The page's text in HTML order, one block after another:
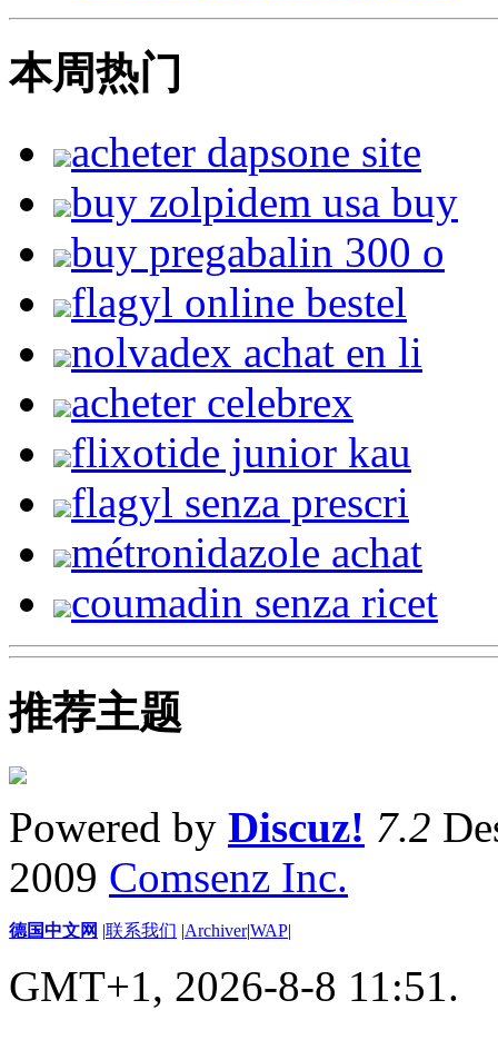
本周热门
acheter dapsone site
buy zolpidem usa buy
buy pregabalin 300 o
flagyl online bestel
nolvadex achat en li
acheter celebrex
flixotide junior kau
flagyl senza prescri
métronidazole achat
coumadin senza ricet
推荐主题
Powered by Discuz! 7.2
2009 Comsenz Inc.
德国中文网 |联系我们 |Archiver|WAP|
GMT+1, 2026-8-8 11:51.